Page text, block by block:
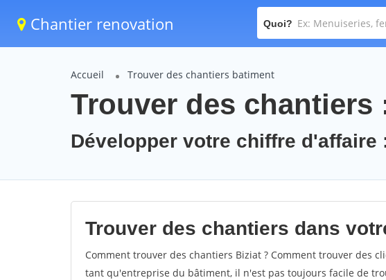
Chantier renovation Quoi?
Accueil Trouver des chantiers batiment
Trouver des chantiers
Développer votre chiffre d'affaire
Trouver des chantiers dans
Comment trouver des chantiers Biziat ? Comment trouver des
tant qu'entreprise du bâtiment, il n'est pas toujours facile de